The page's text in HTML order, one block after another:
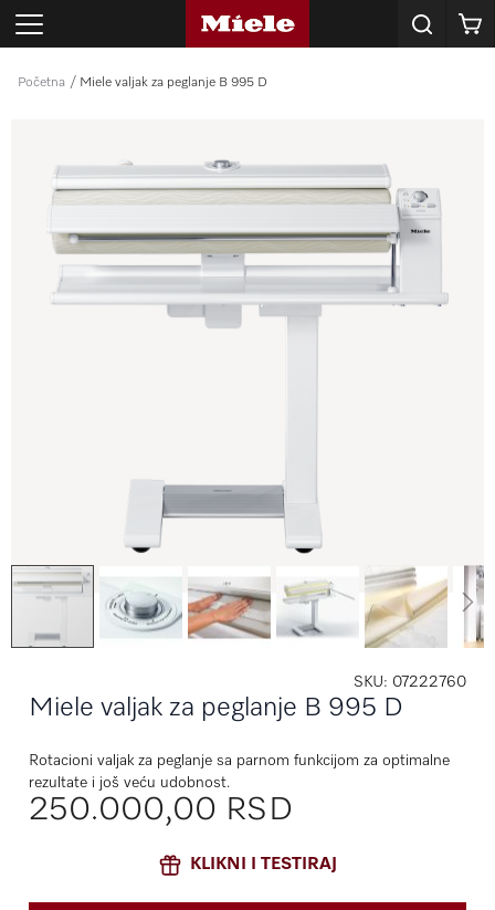
Korpa
Početna Miele valjak za peglanje B 995 D
SKU 07222760
Miele valjak za peglanje B 995 D
Rotacioni valjak za peglanje sa parnom funkcijom za optimalne
rezultate i još veću udobnost.
250.000,00 RSD
KLIKNI I TESTIRAJ
adresa
*
POŠALJI